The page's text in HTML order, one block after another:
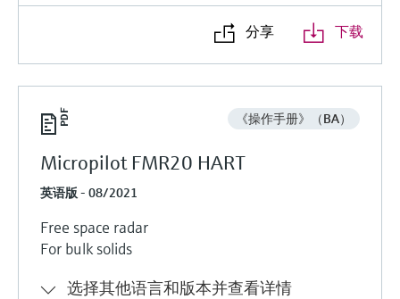
分享 下载
《操作手册》（BA）
Micropilot FMR20 HART
英语版 - 08/2021
Free space radar
For bulk solids
选择其他语言和版本并查看详情